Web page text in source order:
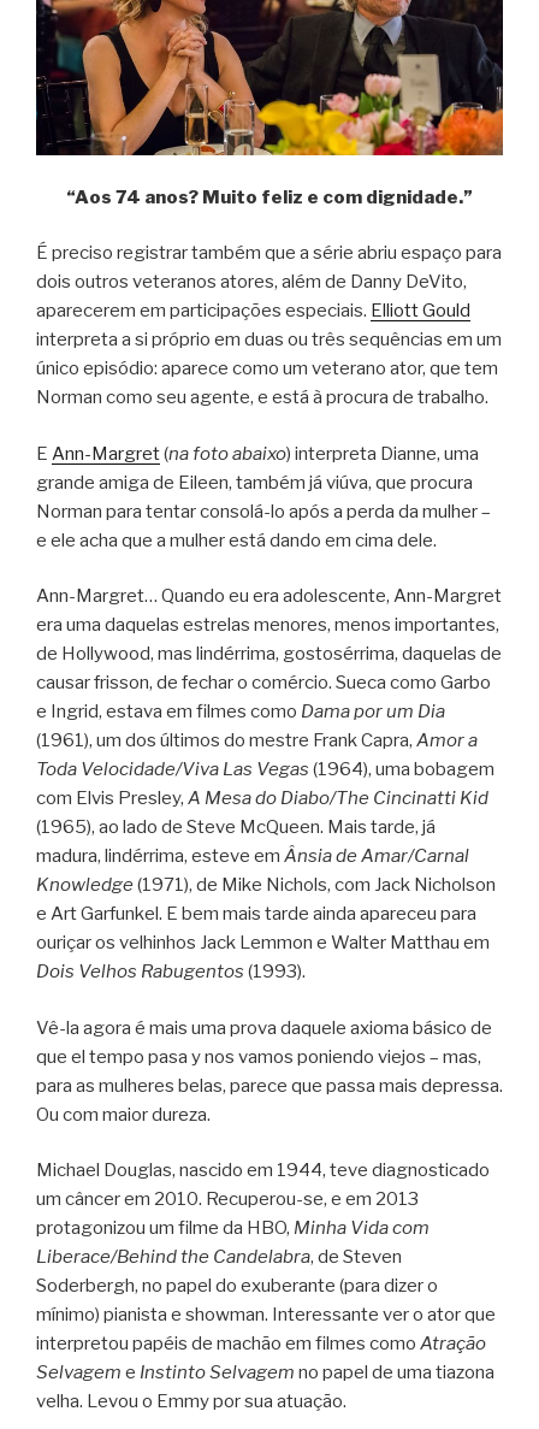
“Aos 74 anos? Muito feliz e com dignidade.”
É preciso registrar também que a série abriu espaço para
dois outros veteranos atores, além de Danny DeVito,
aparecerem em participações especiais. Elliott Gould
interpreta a si próprio em duas ou três sequências em um
único episódio: aparece como um veterano ator, que tem
Norman como seu agente, e está à procura de trabalho.
E Ann-Margret(na foto abaixo) interpreta Dianne, uma
grande amiga de Eileen, também já viúva, que procura
Norman para tentar consolá-lo após a perda da mulher –
e ele acha que a mulher está dando em cima dele.
Ann-Margret… Quando eu era adolescente, Ann-Margret
era uma daquelas estrelas menores, menos importantes,
de Hollywood, mas lindérrima, gostosérrima, daquelas de
causar frisson, de fechar o comércio. Sueca como Garbo
e Ingrid, estava em filmes como Dama por um Dia
(1961), um dos últimos do mestre Frank Capra, Amor a
Toda Velocidade/Viva Las Vegas (1964), uma bobagem
com Elvis Presley, A Mesa do Diabo/The Cincinatti Kid
(1965), ao lado de Steve McQueen. Mais tarde, já
madura, lindérrima, esteve em Ânsia de Amar/Carnal
Knowledge (1971), de Mike Nichols, com Jack Nicholson
e Art Garfunkel. E bem mais tarde ainda apareceu para
ouriçar os velhinhos Jack Lemmon e Walter Matthau em
Dois Velhos Rabugentos (1993).
Vê-la agora é mais uma prova daquele axioma básico de
que el tempo pasa y nos vamos poniendo viejos – mas,
para as mulheres belas, parece que passa mais depressa.
Ou com maior dureza.
Michael Douglas, nascido em 1944, teve diagnosticado
um câncer em 2010. Recuperou-se, e em 2013
protagonizou um filme da HBO, Minha Vida com
Liberace/Behind the Candelabra, de Steven
Soderbergh, no papel do exuberante (para dizer o
mínimo) pianista e showman. Interessante ver o ator que
interpretou papéis de machão em filmes como Atração
Selvagem e Instinto Selvagem no papel de uma tiazona
velha. Levou o Emmy por sua atuação.